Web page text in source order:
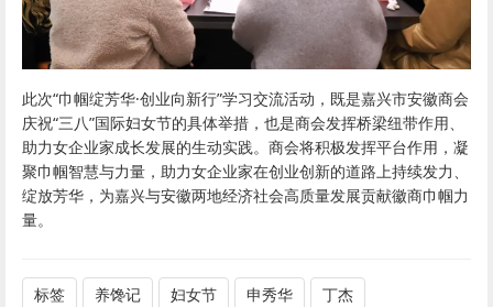
此次“巾帼绽芳华·创业向新行”学习交流活动，既是嘉兴市安徽商会
庆祝“三八”国际妇女节的具体举措，也是商会发挥桥梁纽带作用、
助力女企业家成长发展的生动实践。商会将积极发挥平台作用，凝
聚巾帼智慧与力量，助力女企业家在创业创新的道路上持续发力、
绽放芳华，为嘉兴与安徽两地经济社会高质量发展贡献徽商巾帼力
量。
标签 养馋记 妇女节 申秀华 丁杰